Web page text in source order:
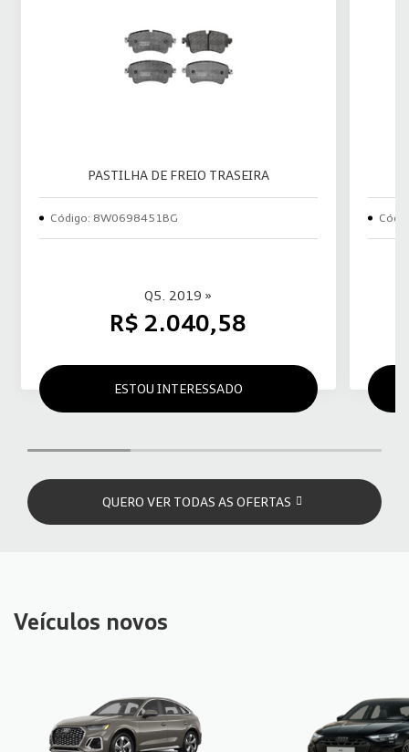
PASTILHA DE FREIO TRASEIRA
Código: 8W0698451BG
Q5. 2019 »
R$ 2.040,58
ESTOU INTERESSADO
QUERO VER TODAS AS OFERTAS
Veículos novos